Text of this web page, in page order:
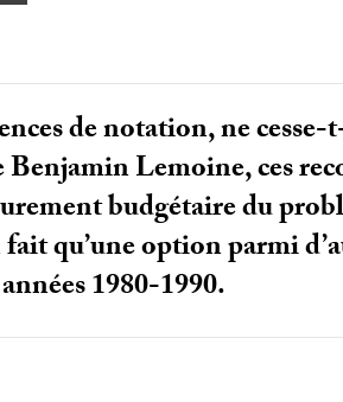
de notation, ne
Lemoine, ces
budgétaire du
qu’une option parmi
1980-1990.